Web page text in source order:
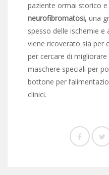
paziente ormai storico
neurofibromatosi, una
spesso delle ischemie e
viene ricoverato sia per
per cercare di
maschere speciali per
bottone per
clinici.